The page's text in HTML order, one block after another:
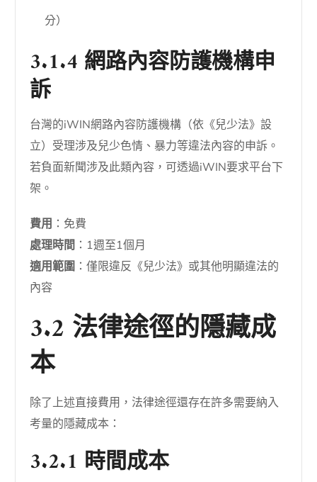
分）
3.1.4 網路內容防護機構申
訴
台灣的iWIN網路內容防護機構（依《兒少法》設
立）受理涉及兒少色情、暴力等違法內容的申訴。
若負面新聞涉及此類內容，可透過iWIN要求平台下
架。
費用 ：免費
處理時間 ：1週至1個月
適用範圍 ：僅限違反《兒少法》或其他明顯違法的
內容
3.2 法律途徑的隱藏成
本
除了上述直接費用，法律途徑還存在許多需要納入
考量的隱藏成本：
3.2.1 時間成本